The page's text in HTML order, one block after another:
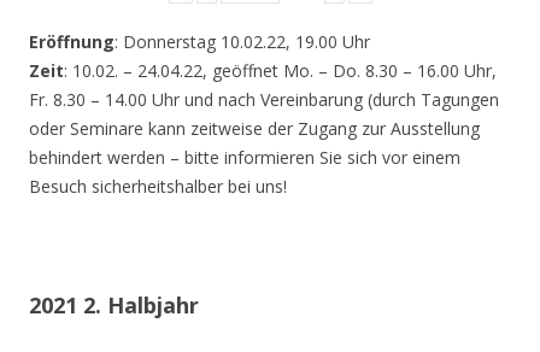
Eröffnung: Donnerstag 10.02.22, 19.00 Uhr
Zeit: 10.02. – 24.04.22, geöffnet Mo. – Do. 8.30 – 16.00 Uhr,
Fr. 8.30 – 14.00 Uhr und nach Vereinbarung (durch Tagungen
oder Seminare kann zeitweise der Zugang zur Ausstellung
behindert werden – bitte informieren Sie sich vor einem
Besuch sicherheitshalber bei uns!
2021 2. Halbjahr